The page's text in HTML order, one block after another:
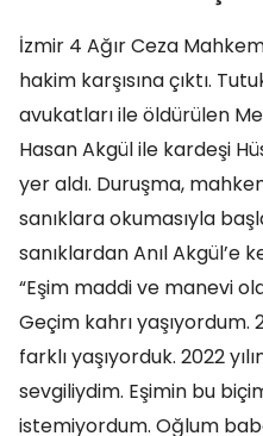
İzmir 4 Ağır Ceza
hakim karşısına çıktı.
avukatları ile öldürülen
Hasan Akgül ile kardeşi
yer aldı. Duruşma,
sanıklara okumasıyla
sanıklardan Anıl Akgül’e
“Eşim maddi ve manevi
Geçim kahrı yaşıyordum.
farklı yaşıyorduk. 2022
sevgiliydim. Eşimin bu
istemiyordum. Oğlum